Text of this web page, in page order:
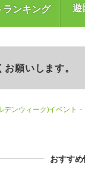
ンキング 遊
願いします。
デンウィーク)イベント
おすす